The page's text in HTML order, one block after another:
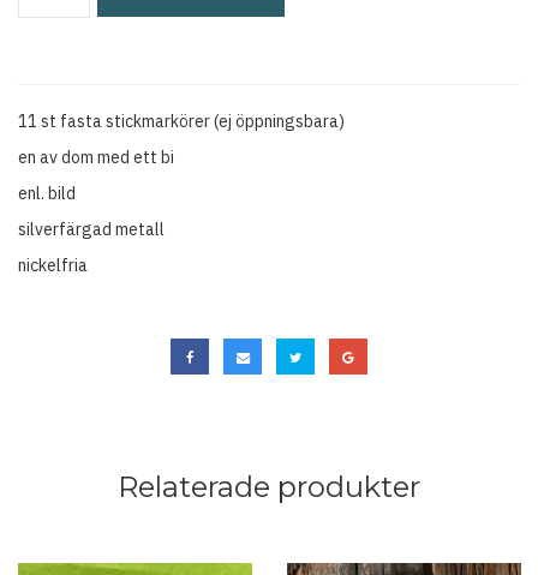
11 st fasta stickmarkörer (ej öppningsbara)
en av dom med ett bi
enl. bild
silverfärgad metall
nickelfria
Relaterade produkter